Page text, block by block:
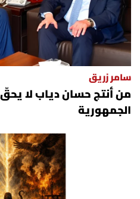
الرياضة
منوّعات
حظّك اليوم
للتاريخ
سامر زريق
من أنتج حسان دياب لا
الجمهورية